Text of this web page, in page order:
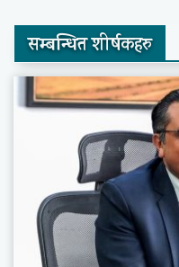
सम्बन्धित शीर्षकहरु